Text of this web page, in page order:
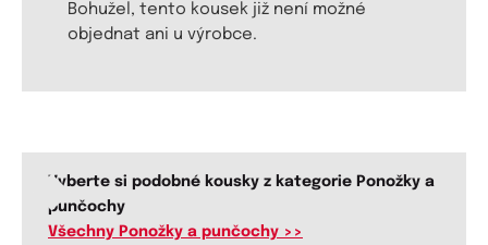
Bohužel, tento kousek již není možné
objednat ani u výrobce.
Vyberte si podobné kousky z kategorie Ponožky a
punčochy
Všechny Ponožky a punčochy >>